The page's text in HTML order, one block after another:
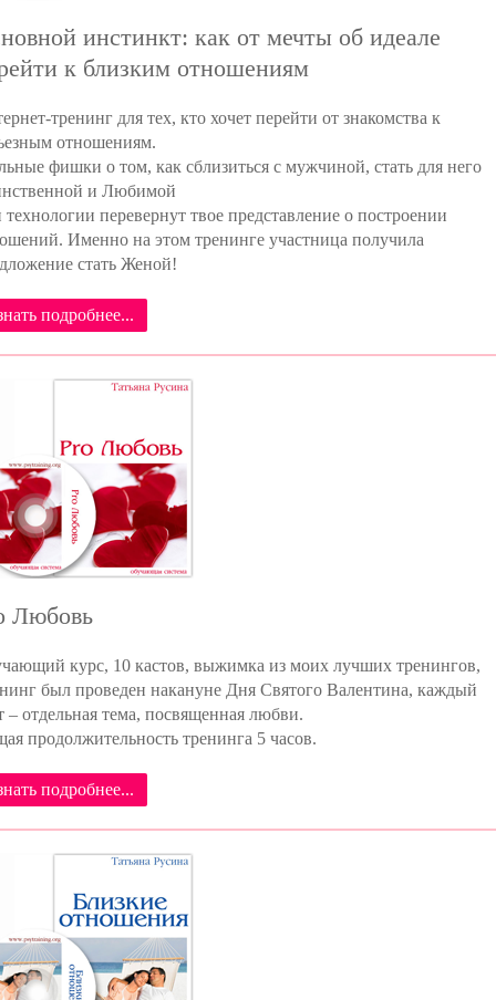
инстинкт: как от мечты об идеале
к близким отношениям
тренинг для тех, кто хочет перейти от знакомства к
отношениям.
фишки о том, как сблизиться с мужчиной, стать для него
и Любимой
перевернут твое представление о построении
Именно на этом тренинге участница получила
стать Женой!
подробнее...
Любовь
курс, 10 кастов, выжимка из моих лучших тренингов,
был проведен накануне Дня Святого Валентина, каждый
– отдельная тема, посвященная любви.
продолжительность тренинга 5 часов.
подробнее...